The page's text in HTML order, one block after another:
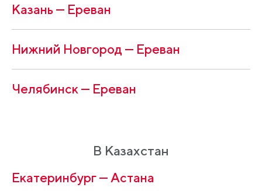
Казань — Ереван
Нижний Новгород — Ереван
Челябинск — Ереван
В Казахстан
Екатеринбург — Астана